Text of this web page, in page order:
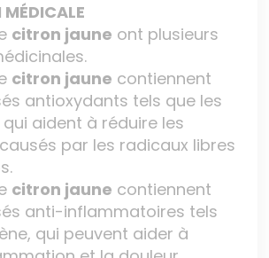
citron jaune ont plusieurs
citron jaune contiennent
antioxydants tels que les
aident à réduire les
par les radicaux libres
citron jaune contiennent
anti-inflammatoires tels
qui peuvent aider à